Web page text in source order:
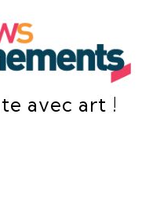
avec art !